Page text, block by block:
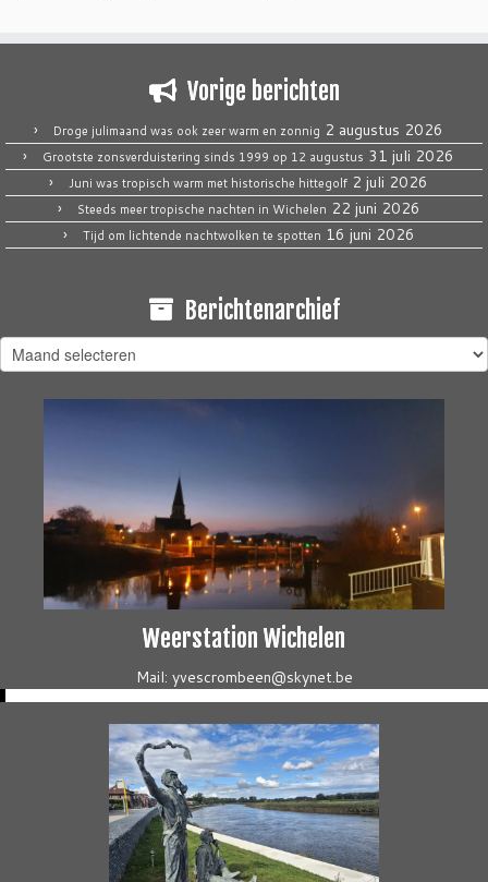
Vorige berichten
Droge julimaand was ook zeer warm en zonnig 2 augustus 2026
Grootste zonsverduistering sinds 1999 op 12 augustus 31 juli 2026
Juni was tropisch warm met historische hittegolf 2 juli 2026
Steeds meer tropische nachten in Wichelen 22 juni 2026
Tijd om lichtende nachtwolken te spotten 16 juni 2026
Berichtenarchief
Berichtenarchief
Weerstation Wichelen
Mail: yvescrombeen@skynet.be